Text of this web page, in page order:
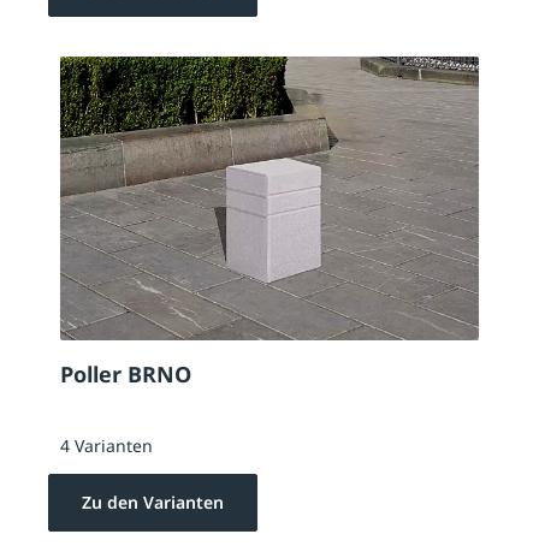
Poller BRNO
4 Varianten
Zu den Varianten